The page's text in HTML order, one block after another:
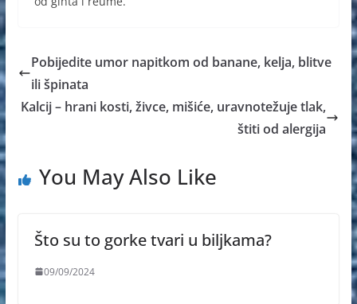
Pobijedite umor napitkom od banane, kelja, blitve
ili špinata
Kalcij – hrani kosti, živce, mišiće, uravnotežuje tlak,
štiti od alergija
You May Also Like
Što su to gorke tvari u biljkama?
09/09/2024